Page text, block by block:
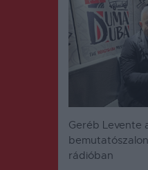
Geréb Levente
rádióban